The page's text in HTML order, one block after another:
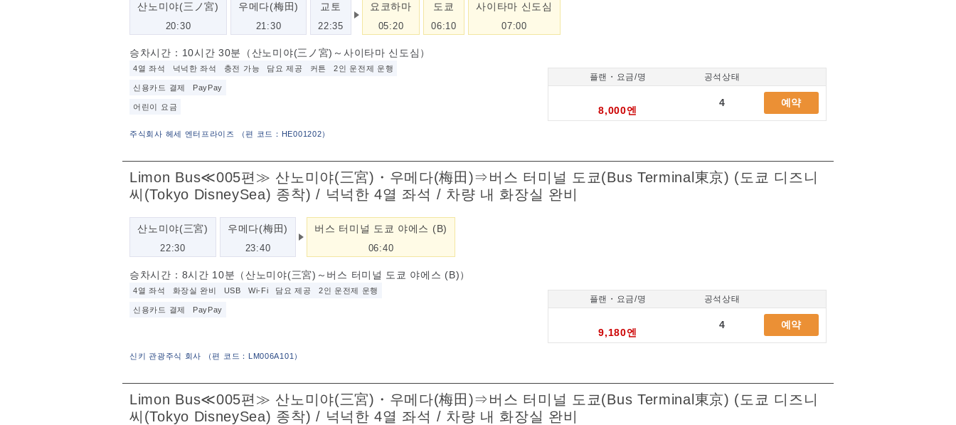
주식회사 헤세 엔터프라이즈 （편 코드：HE001202）
산노미야(三ノ宮)
20:30
우메다(梅田)
21:30
교토
22:35
요코하마
05:20
도쿄
06:10
사이타마 신도심
07:00
승차시간：10시간 30분（산노미야(三ノ宮)～사이타마 신도심）
4열 좌석 넉넉한 좌석 충전 가능 담요 제공 커튼 2인 운전제 운행
신용카드 결제 PayPay
어린이 요금
플랜・요금/명 공석상태
8,000엔
4 예약
Limon Bus≪005편≫ 산노미야(三宮)・우메다(梅田)⇒버스 터미널 도쿄(Bus Terminal東京) (도쿄 디즈니
씨(Tokyo DisneySea) 종착) / 넉넉한 4열 좌석 / 차량 내 화장실 완비
신키 관광주식 회사 （편 코드：LM006A101 ）
산노미야(三宮)
22:30
우메다(梅田)
23:40
버스 터미널 도쿄 야에스 (B)
06:40
승차시간：8시간 10분（산노미야(三宮)～버스 터미널 도쿄 야에스 (B)）
4열 좌석 화장실 완비 USB Wi-Fi 담요 제공 2인 운전제 운행
신용카드 결제 PayPay
플랜・요금/명 공석상태
9,180엔
4 예약
Limon Bus≪005편≫ 산노미야(三宮)・우메다(梅田)⇒버스 터미널 도쿄(Bus Terminal東京) (도쿄 디즈니
씨(Tokyo DisneySea) 종착) / 넉넉한 4열 좌석 / 차량 내 화장실 완비